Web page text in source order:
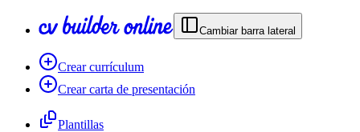
Cambiar barra lateral
Crear currículum
Crear carta de presentación
Plantillas